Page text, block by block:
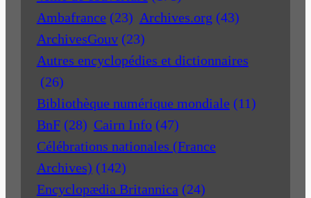
Ambafrance (23) Archives.org (43)
ArchivesGouv (23)
Autres encyclopédies et dictionnaires
(26)
Bibliothèque numérique mondiale (11)
BnF (28) Cairn Info (47)
Célébrations nationales (France
Archives) (142)
Encyclopædia Britannica (24)